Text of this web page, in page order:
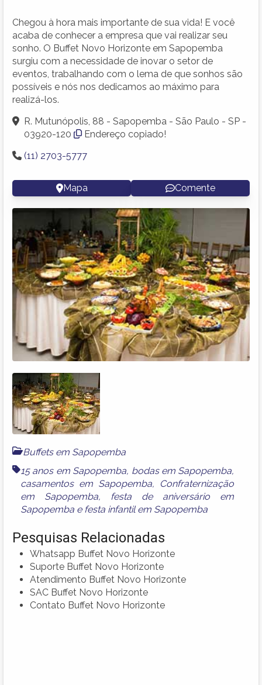
Chegou à hora mais importante de sua vida! E você
acaba de conhecer a empresa que vai realizar seu
sonho. O Buffet Novo Horizonte em Sapopemba
surgiu com a necessidade de inovar o setor de
eventos, trabalhando com o lema de que sonhos são
possíveis e nós nos dedicamos ao máximo para
realizá-los.
R. Mutunópolis, 88 - Sapopemba - São Paulo - SP -
03920-120
Endereço copiado!
(11) 2703-5777
Mapa Comente
Buffets em Sapopemba
15 anos em Sapopemba, bodas em Sapopemba,
casamentos em Sapopemba, Confraternização
em Sapopemba, festa de aniversário em
Sapopemba e festa infantil em Sapopemba
Pesquisas Relacionadas
Whatsapp Buffet Novo Horizonte
Suporte Buffet Novo Horizonte
Atendimento Buffet Novo Horizonte
SAC Buffet Novo Horizonte
Contato Buffet Novo Horizonte